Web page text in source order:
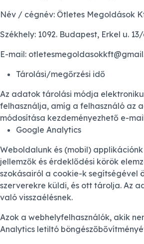
Név / cégnév: Ötletes Megoldások
Székhely: 1092. Budapest, Erkel u.
E-mail:
Tárolási/megőrzési idő
Az adatok tárolási módja
felhasználja, amíg a felhasználó az
módosítása kezdeményezhető e-
Google Analytics
Weboldalunk és (mobil)
jellemzők és érdeklődési körök
szokásairól a cookie-k segítségével
szerverekre küldi, és ott tárolja. Az
való visszaélésnek.
Azok a webhelyfelhasználók, akik
Analytics letiltó